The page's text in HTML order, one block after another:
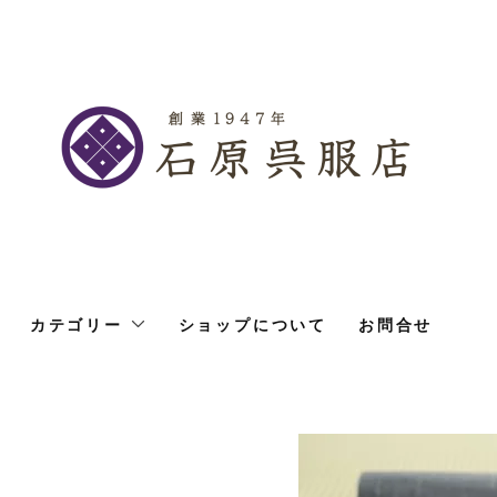
カテゴリー ショップについて お問合せ